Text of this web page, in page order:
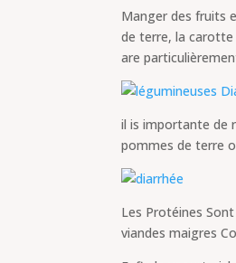
Manger des fruits
de terre, la carotte
are
il is importante de
pommes de terre
Les Protéines
viandes maigres